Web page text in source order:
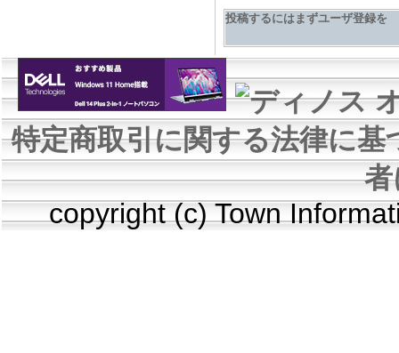
投稿するにはまずユーザ登録を
特定商取引に関する法律に基
copyright (c) Town